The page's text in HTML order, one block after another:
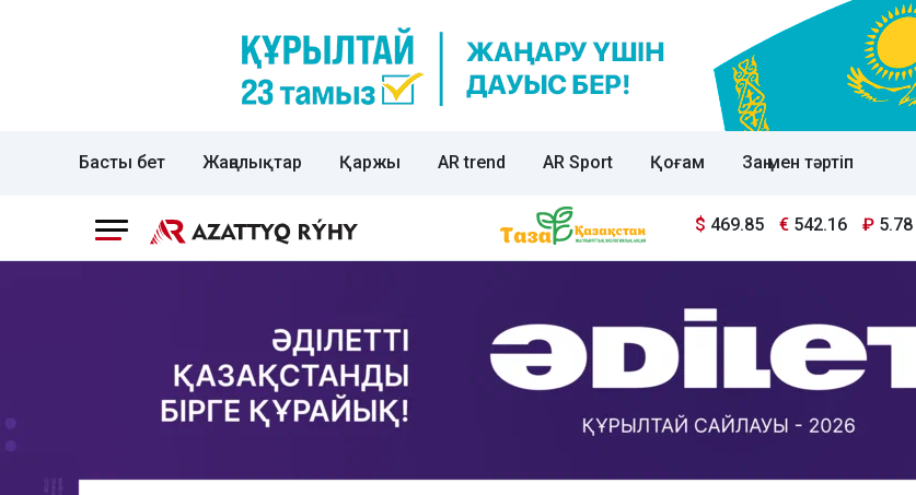
Басты бет Жаңалықтар Қаржы AR trend AR Sport Қоғам Заң мен тәртіп
$ 469.85 € 542.16 ₽ 5.78